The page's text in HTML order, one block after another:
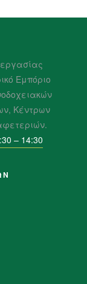
Εμπόριο
Κέντρων
– 14:30